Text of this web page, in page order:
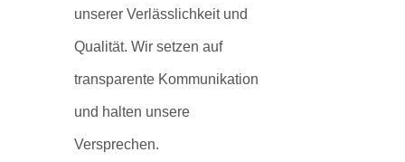
unserer Verlässlichkeit und
Qualität. Wir setzen auf
transparente Kommunikation
und halten unsere
Versprechen.